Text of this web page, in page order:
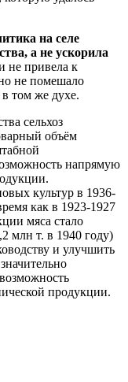
на селе
а не ускорила
не привела к
не помешало
том же духе.
сельхоз
объём
напрямую
культур в 1936-
как в 1923-1927
мяса стало
млн т. в 1940 году)
и улучшить
продукции.